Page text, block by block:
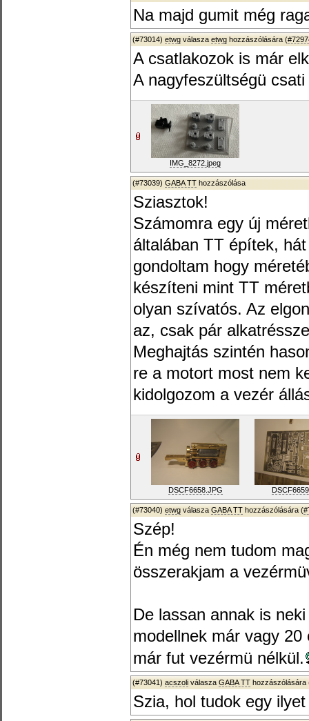
Na majd gumit még
(#73014) etwg válasza etwg hozzászólására (
A csatlakozok is már
A nagyfeszültségü
IMG_8272.jpeg
(#73039) GABA TT hozzászólása
Sziasztok!
Számomra egy új
általában TT építek,
gondoltam hogy
készíteni mint TT
olyan szívatós. Az
az, csak pár
Meghajtás szintén
re a motort most nem
kidolgozom a vezér
DSCF6658.JPG
(#73040) etwg válasza GABA TT hozzászólására (
Szép!
Én még nem tudom
összerakjam a
De lassan annak is
modellnek már vagy
már fut vezérmü nélkül.
(#73041) acszoli válasza GABA TT hozzászólására
Szia, hol tudok egy